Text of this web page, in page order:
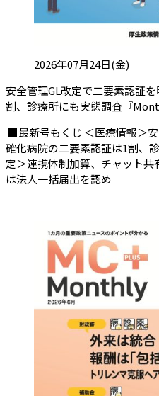
投稿日:2026年07月24日(金)
安全管理GL改定で二要素認証
割、診療所にも実態調査『
■最新号もくじ ＜医療情報＞
確化病院の二要素認証は1割、
定＞連携体制加算、チャット
は法人一括届出を認め